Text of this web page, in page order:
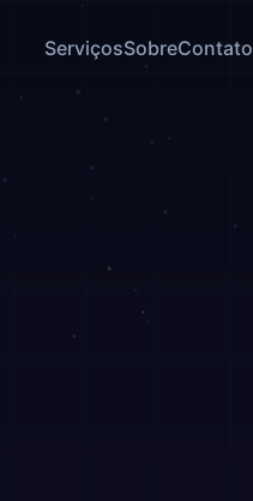
ServiçosSobreContato